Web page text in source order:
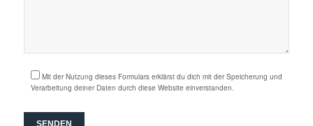
Mit der Nutzung dieses Formulars erklärst du dich mit der Speicherung und
Verarbeitung deiner Daten durch diese Website einverstanden.